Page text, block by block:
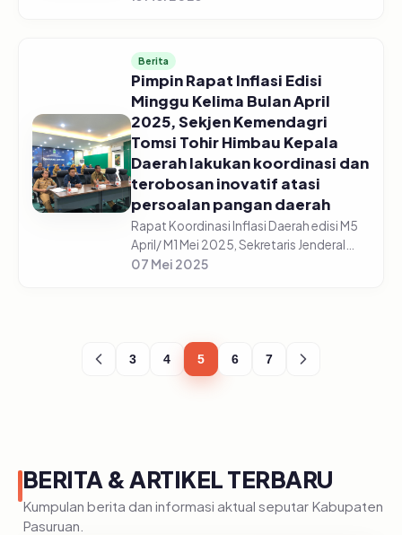
Produse...
Berita
Pimpin Rapat Inflasi Edisi
Minggu Kelima Bulan April
2025, Sekjen Kemendagri
Tomsi Tohir Himbau Kepala
Daerah lakukan koordinasi dan
terobosan inovatif atasi
persoalan pangan daerah
Rapat Koordinasi Inflasi Daerah edisi M5
April/ M1 Mei 2025, Sekretaris Jenderal
Kementerian Dalam Negeri, Tomsi Tohir
07 Mei 2025
3 4 5 6 7
BERITA & ARTIKEL TERBARU
Kumpulan berita dan informasi aktual seputar Kabupaten
Pasuruan.